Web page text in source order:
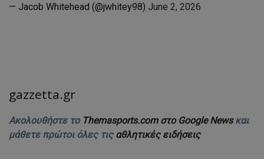
— Jacob Whitehead (@jwhitey98) June 2, 2026
gazzetta.gr
Ακολουθήστε το Themasports.com στο Google Newsκαι
μάθετε πρώτοι όλες τις αθλητικές ειδήσεις